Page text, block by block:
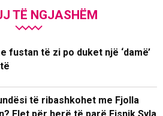
TË NGJASHËM
fustan të zi po duket një ‘damë’
të ribashkohet me Fjolla
Flet për herë të parë Fisnik Syla